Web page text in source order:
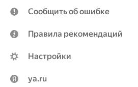
Сообщить об ошибке
Правила рекомендаций
Настройки
ya.ru